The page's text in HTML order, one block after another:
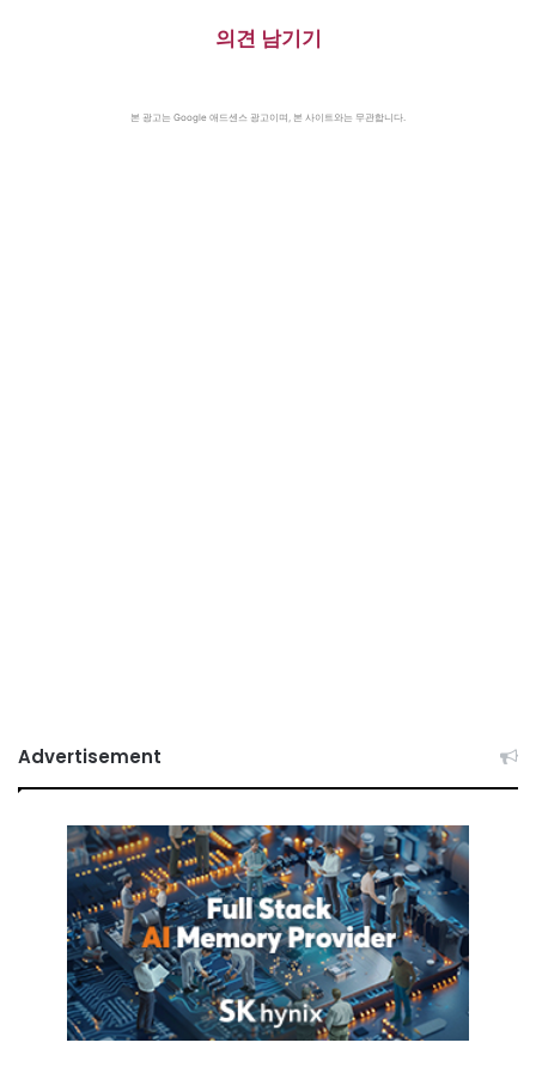
의견 남기기
본 광고는 Google 애드센스 광고이며, 본 사이트와는 무관합니다.
Advertisement